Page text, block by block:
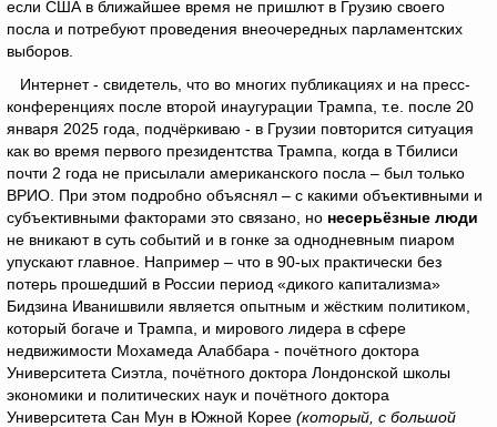
если США в ближайшее время не пришлют в Грузию своего
посла и потребуют проведения внеочередных парламентских
выборов.
Интернет - свидетель, что во многих публикациях и на пресс-
конференциях после второй инаугурации Трампа, т.е. после 20
января 2025 года, подчёркиваю - в Грузии повторится ситуация
как во время первого президентства Трампа, когда в Тбилиси
почти 2 года не присылали американского посла – был только
ВРИО. При этом подробно объяснял – с какими объективными и
субъективными факторами это связано, но несерьёзные люди
не вникают в суть событий и в гонке за однодневным пиаром
упускают главное. Например – что в 90-ых практически без
потерь прошедший в России период «дикого капитализма»
Бидзина Иванишвили является опытным и жёстким политиком,
который богаче и Трампа, и мирового лидера в сфере
недвижимости Мохамеда Алаббара - почётного доктора
Университета Сиэтла, почётного доктора Лондонской школы
экономики и политических наук и почётного доктора
Университета Сан Мун в Южной Корее (который, с большой